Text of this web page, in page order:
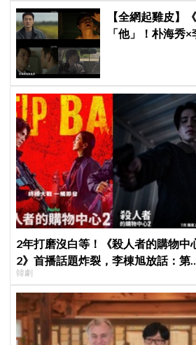
【全網起雞皮】
「他」！朴海秀
2年打磨沒白等！《殺人者的購物中
2》首播話題炸裂，李棟旭放話：第
季找我，我就拍
韓劇